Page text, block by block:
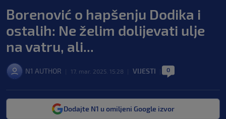
Borenović o hapšenju Dodika i
ostalih: Ne želim dolijevati ulje
na vatru, ali...
N1 AUTHOR 17. mar. 2025. 15:28 VIJESTI 0
Dodajte N1 u omiljeni Google izvor